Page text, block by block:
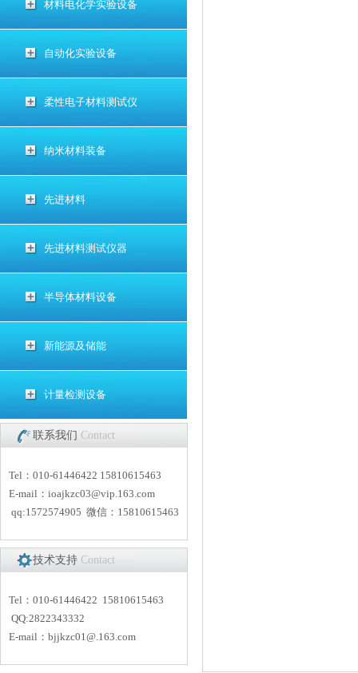
材料电化学实验设备
自动化实验设备
柔性电子材料测试仪
纳米材料装备
先进材料
先进材料测试仪器
半导体材料设备
新能源及储能
计量检测设备
联系我们 Contact
Tel：010-61446422 15810615463
E-mail： ioajkzc03@vip.163.com
qq:1572574905 微信：15810615463
技术支持 Contact
Tel：010-61446422 15810615463
QQ:2822343332
E-mail： bjjkzc01@.163.com